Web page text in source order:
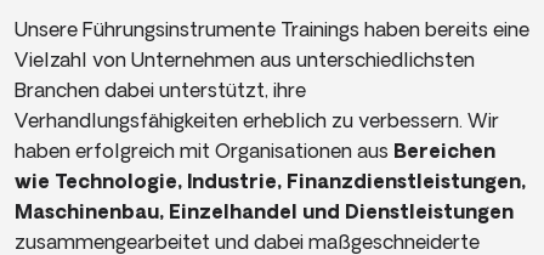
Unsere Führungsinstrumente Trainings haben bereits eine
Vielzahl von Unternehmen aus unterschiedlichsten
Branchen dabei unterstützt, ihre
Verhandlungsfähigkeiten erheblich zu verbessern. Wir
haben erfolgreich mit Organisationen aus Bereichen
wie Technologie, Industrie, Finanzdienstleistungen,
Maschinenbau, Einzelhandel und Dienstleistungen
zusammengearbeitet und dabei maßgeschneiderte